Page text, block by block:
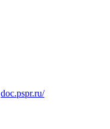
doc.pspr.ru/